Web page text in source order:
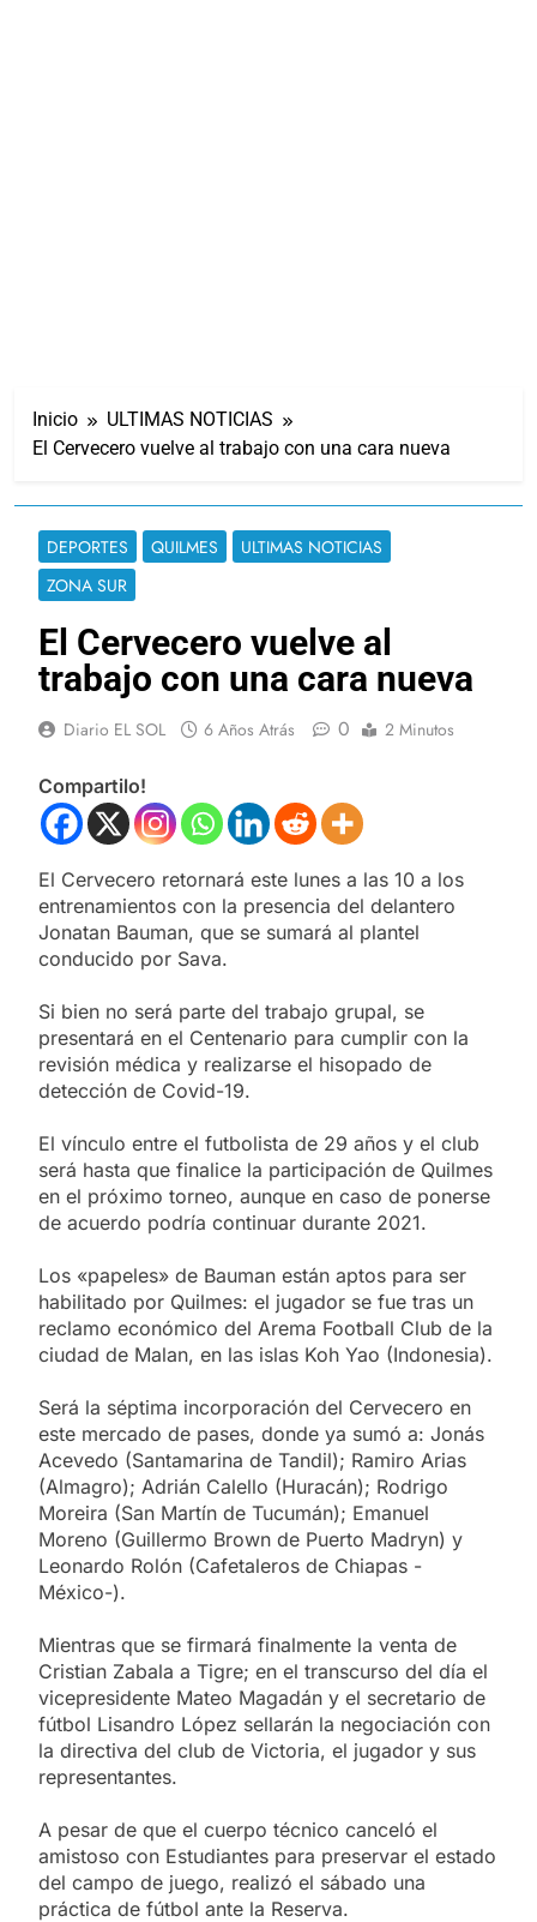
Inicio
ULTIMAS NOTICIAS
El Cervecero vuelve al trabajo con una cara nueva
DEPORTES QUILMES
ULTIMAS NOTICIAS
ZONA SUR
El Cervecero vuelve al
trabajo con una cara nueva
Diario EL SOL 6 Años Atrás 0 2 Minutos
Compartilo!
El Cervecero retornará este lunes a las 10 a los
entrenamientos con la presencia del delantero
Jonatan Bauman, que se sumará al plantel
conducido por Sava.
Si bien no será parte del trabajo grupal, se
presentará en el Centenario para cumplir con la
revisión médica y realizarse el hisopado de
detección de Covid-19.
El vínculo entre el futbolista de 29 años y el club
será hasta que finalice la participación de Quilmes
en el próximo torneo, aunque en caso de ponerse
de acuerdo podría continuar durante 2021.
Los «papeles» de Bauman están aptos para ser
habilitado por Quilmes: el jugador se fue tras un
reclamo económico del Arema Football Club de la
ciudad de Malan, en las islas Koh Yao (Indonesia).
Será la séptima incorporación del Cervecero en
este mercado de pases, donde ya sumó a: Jonás
Acevedo (Santamarina de Tandil); Ramiro Arias
(Almagro); Adrián Calello (Huracán); Rodrigo
Moreira (San Martín de Tucumán); Emanuel
Moreno (Guillermo Brown de Puerto Madryn) y
Leonardo Rolón (Cafetaleros de Chiapas -
México-).
Mientras que se firmará finalmente la venta de
Cristian Zabala a Tigre; en el transcurso del día el
vicepresidente Mateo Magadán y el secretario de
fútbol Lisandro López sellarán la negociación con
la directiva del club de Victoria, el jugador y sus
representantes.
A pesar de que el cuerpo técnico canceló el
amistoso con Estudiantes para preservar el estado
del campo de juego, realizó el sábado una
práctica de fútbol ante la Reserva.